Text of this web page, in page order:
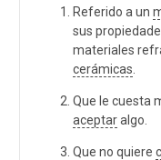
Referido a un
sus
materiales
cerámicas
Que le cuesta
aceptaralgo.
Que no quiere